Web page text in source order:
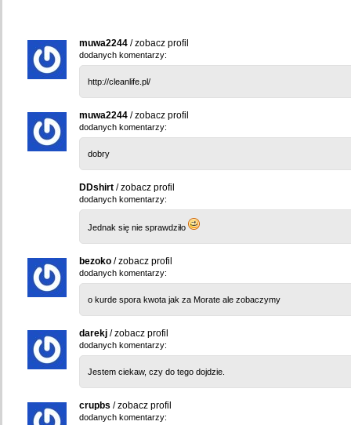
muwa2244 /zobacz profil
dodanych komentarzy:
http://cleanlife.pl/
muwa2244 /zobacz profil
dodanych komentarzy:
dobry
DDshirt /zobacz profil
dodanych komentarzy:
Jednak się nie sprawdziło
bezoko /zobacz profil
dodanych komentarzy:
o kurde spora kwota jak za Morate ale zobaczymy
darekj /zobacz profil
dodanych komentarzy:
Jestem ciekaw, czy do tego dojdzie.
crupbs /zobacz profil
dodanych komentarzy: